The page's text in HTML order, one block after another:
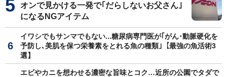
オンで見かける一発で｢だらしないお父さん｣
になるNGアイテム
イワシでもサンマでもない...糖尿病専門医が｢がん･動脈硬化を
予防し､美肌を保つ栄養素をとれる魚の種類｣【最強の魚活術3
選】
エビやカニを想わせる濃密な旨味とコク…近所の公園でタダで